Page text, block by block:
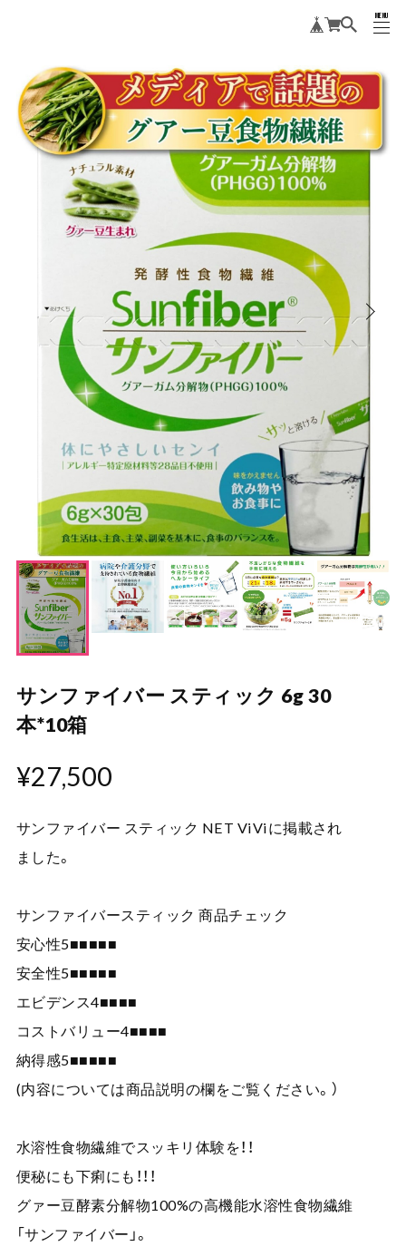
MENU
CLOSE
サンファイバー スティック 6g 30
本*10箱
¥27,500
サンファイバー スティック NET ViViに掲載され
ました。
サンファイバースティック 商品チェック
安心性5■■■■■
安全性5■■■■■
エビデンス4■■■■
コストバリュー4■■■■
納得感5■■■■■
(内容については商品説明の欄をご覧ください。）
水溶性食物繊維でスッキリ体験を！！
便秘にも下痢にも！！！
グァー豆酵素分解物100%の高機能水溶性食物繊維
「サンファイバー」。